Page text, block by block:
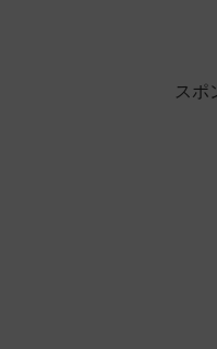
スポ